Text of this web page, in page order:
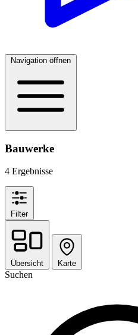
Navigation öffnen
Bauwerke
4 Ergebnisse
Filter
Übersicht Karte
Suchen